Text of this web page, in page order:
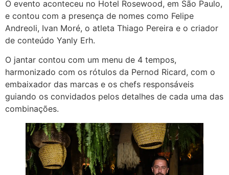
O evento aconteceu no Hotel Rosewood, em São Paulo,
e contou com a presença de nomes como Felipe
Andreoli, Ivan Moré, o atleta Thiago Pereira e o criador
de conteúdo Yanly Erh.
O jantar contou com um menu de 4 tempos,
harmonizado com os rótulos da Pernod Ricard, com o
embaixador das marcas e os chefs responsáveis
guiando os convidados pelos detalhes de cada uma das
combinações.